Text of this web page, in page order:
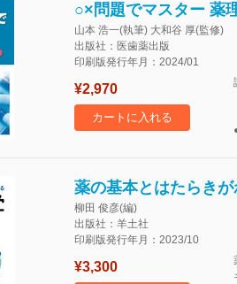
○×問題でマスター 薬
山本 浩一(執筆) 大和谷 厚(監修)
出版社：医歯薬出版
印刷版発行年月：2024/01
¥2,970
カートに入れる
薬の基本とはたらき
柳田 俊彦(編)
出版社：羊土社
印刷版発行年月：2023/10
¥3,300